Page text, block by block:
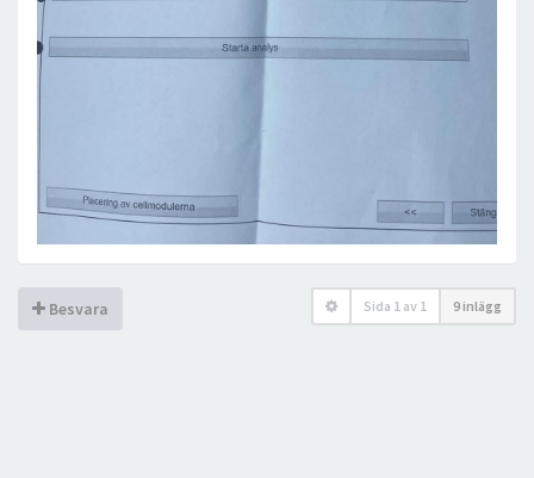
Besvara Sida 1 av 1 9 inlägg